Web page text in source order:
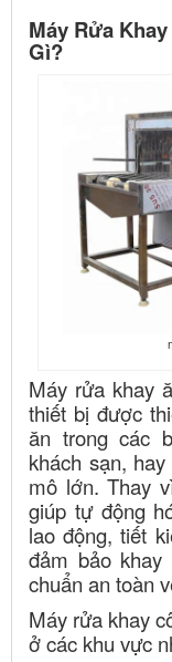
Máy Rửa
Gì?
Máy rửa khay
thiết bị được
ăn trong các
khách sạn,
mô lớn. Thay
giúp tự động
lao động, tiết
đảm bảo
chuẩn an toàn
Máy rửa khay
ở các khu vực